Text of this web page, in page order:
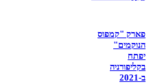
פארק "קמפוס
הנוקמים"
יפתח
בקליפורניה
ב-2021